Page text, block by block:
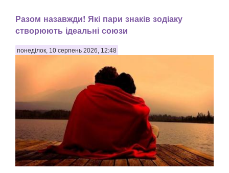
Разом назавжди! Які пари знаків зодіаку
створюють ідеальні союзи
понеділок, 10 серпень 2026, 12:48